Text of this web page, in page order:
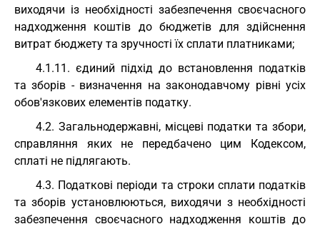
виходячи із необхідності забезпечення своєчасного
надходження коштів до бюджетів для здійснення
витрат бюджету та зручності їх сплати платниками;
4.1.11. єдиний підхід до встановлення податків
та зборів - визначення на законодавчому рівні усіх
обов'язкових елементів податку.
4.2. Загальнодержавні, місцеві податки та збори,
справляння яких не передбачено цим Кодексом,
сплаті не підлягають.
4.3. Податкові періоди та строки сплати податків
та зборів установлюються, виходячи з необхідності
забезпечення своєчасного надходження коштів до